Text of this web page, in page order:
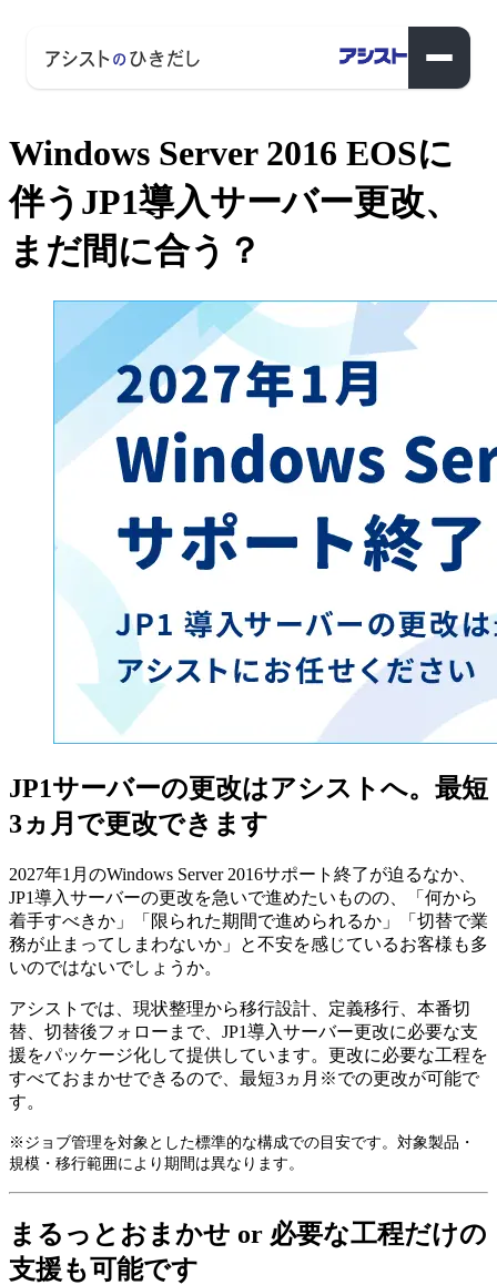
Windows Server 2016 EOSに
伴うJP1導入サーバー更改、
まだ間に合う？
JP1サーバーの更改はアシストへ。最短
3ヵ月で更改できます
2027年1月のWindows Server 2016サポート終了が迫るなか、
JP1導入サーバーの更改を急いで進めたいものの、「何から
着手すべきか」「限られた期間で進められるか」「切替で業
務が止まってしまわないか」と不安を感じているお客様も多
いのではないでしょうか。
アシストでは、現状整理から移行設計、定義移行、本番切
替、切替後フォローまで、JP1導入サーバー更改に必要な支
援をパッケージ化して提供しています。更改に必要な工程を
すべておまかせできるので、最短3ヵ月※での更改が可能で
す。
※ジョブ管理を対象とした標準的な構成での目安です。対象製品・
規模・移行範囲により期間は異なります。
まるっとおまかせ or 必要な工程だけの
支援も可能です